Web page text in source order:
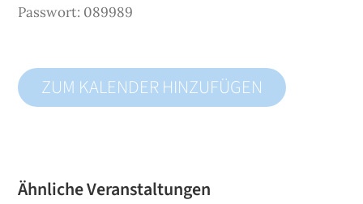
Passwort: 089989
ZUM KALENDER HINZUFÜGEN
Ähnliche Veranstaltungen